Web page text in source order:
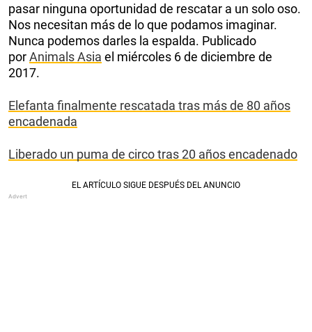
pasar ninguna oportunidad de rescatar a un solo oso.
Nos necesitan más de lo que podamos imaginar.
Nunca podemos darles la espalda. Publicado
porAnimals Asia el miércoles 6 de diciembre de
2017.
Elefanta finalmente rescatada tras más de 80 años
encadenada
Liberado un puma de circo tras 20 años encadenado